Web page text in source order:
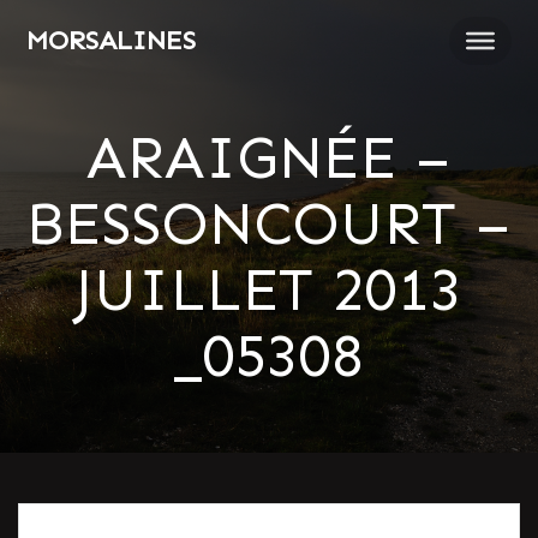
MORSALINES
ARAIGNÉE –
BESSONCOURT –
JUILLET 2013
_05308